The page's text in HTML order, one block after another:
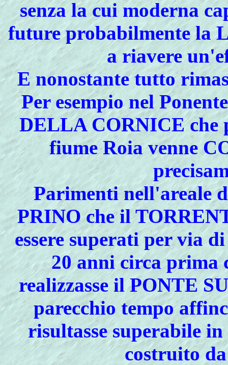
senza la cui moderna
future probabilmente la
a riavere
E nonostante tutto
Per esempio nel
DELLA CORNICEche
fiume Roia venne
Parimenti nell'areale
PRINOche il
essere superati per via
20 anni circa prima
realizzasse ilPONTE
parecchio tempo
risultasse superabile
costruito